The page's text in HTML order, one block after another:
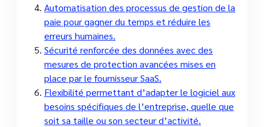
Automatisation des processus de gestion de la
paie pour gagner du temps et réduire les
erreurs humaines.
Sécurité renforcée des données avec des
mesures de protection avancées mises en
place par le fournisseur SaaS.
Flexibilité permettant d’adapter le logiciel aux
besoins spécifiques de l’entreprise, quelle que
soit sa taille ou son secteur d’activité.